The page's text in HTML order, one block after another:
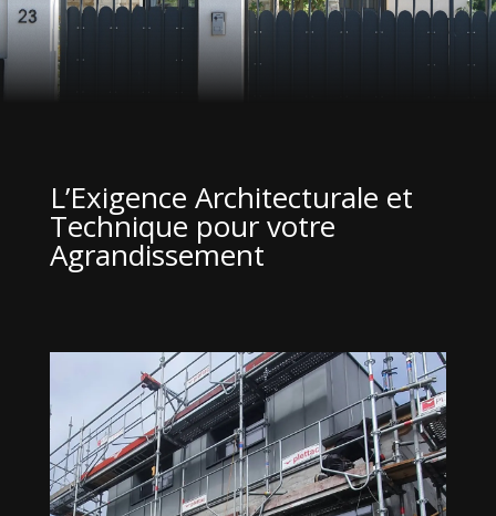
L’Exigence Architecturale et
Technique pour votre
Agrandissement